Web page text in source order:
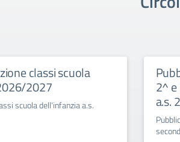
classi scuola
2027
scuola dell'infanzia a.s.
2^
a.s.